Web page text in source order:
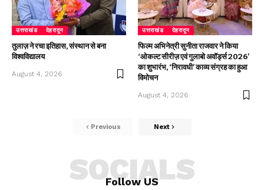
उत्तराखंड देहरादून
तुलाज़ ने रचा इतिहास, संस्थान से बना
विश्वविद्यालय
August 4, 2026
उत्तराखंड देहरादून
फिल्म अभिनेत्री सुनीता राजवार ने किया
‘ओकल्ट सीरीज़ एवं गुलाबो अवॉर्ड्स 2026’
का शुभारंभ, ‘निरावधी’ काव्य संग्रह का हुआ
विमोचन
August 4, 2026
Previous Next
Follow US
SOCIALS